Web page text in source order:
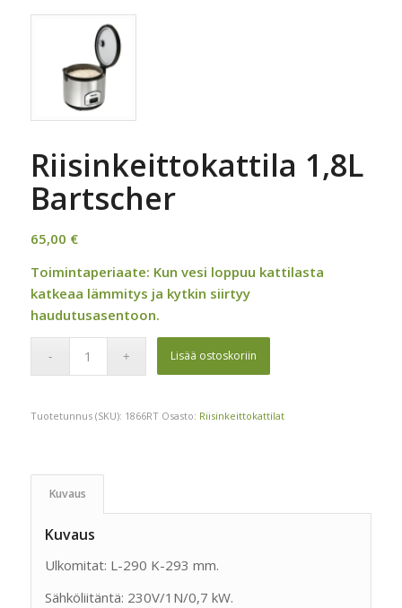
Riisinkeittokattila 1,8L
Bartscher
65,00 €
Toimintaperiaate: Kun vesi loppuu kattilasta
katkeaa lämmitys ja kytkin siirtyy
haudutusasentoon.
Lisää ostoskoriin
Tuotetunnus (SKU): 1866RT Osasto: Riisinkeittokattilat
Kuvaus
Kuvaus
Ulkomitat: L-290 K-293 mm.
Sähköliitäntä: 230V/1N/0,7 kW.